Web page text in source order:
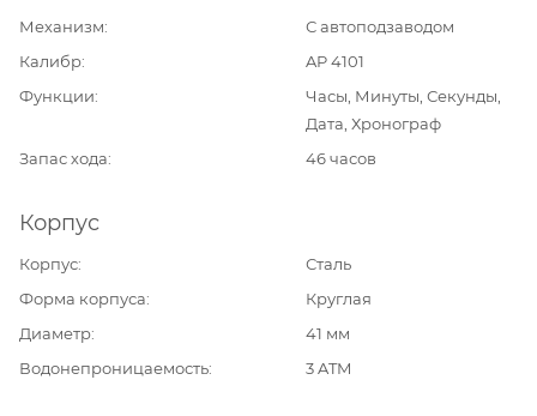
Механизм
С автоподзаводом
Калибр
AP 4101
Функции
Часы, Минуты, Секунды,
Дата, Хронограф
Запас хода
46 часов
Корпус
Корпус
Сталь
Форма корпуса
Круглая
Диаметр
41 мм
Водонепроницаемость
3 ATM